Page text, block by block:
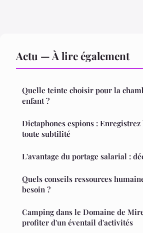
Actu — À lire également
Quelle teinte choisir pour la
enfant ?
Dictaphones espions :
toute subtilité
L'avantage du portage salarial :
Quels conseils ressources
besoin ?
Camping dans le Domaine de
profiter d'un éventail d'activités